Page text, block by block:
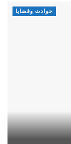
حوادث وقضايا